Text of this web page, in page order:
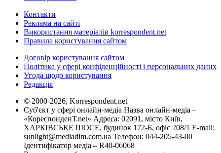
Контакти
Реклама на сайті
Використання матеріалів korrespondent.net
Правила користування сайтом
Договір користування сайтом
Політика у сфері конфіденційності і персональних даних
Угода щодо користування
Редакція
© 2000-2026, Korrespondent.net
Суб'єкт у сфері онлайн-медіа Назва онлайн-медіа –
«КореспонденТ.net» Адреса: 02091, місто Київ,
ХАРКІВСЬКЕ ШОСЕ, будинок 172-Б, офіс 208/1 E-mail:
sunlight@mediadim.com.ua Телефон: 044-205-43-00
Ідентифікатор медіа – R40-06068